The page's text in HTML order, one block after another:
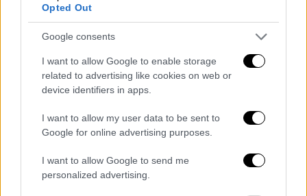
Opted Out
Google consents
I want to allow Google to enable storage
related to advertising like cookies on web or
device identifiers in apps.
I want to allow my user data to be sent to
Google for online advertising purposes.
I want to allow Google to send me
personalized advertising.
Η παραγωγή φέρει τη σφραγίδα της Artists
Equity, της εταιρείας που ίδρυσαν οι δύο
ηθοποιοί, ενώ μαζί τους ενώνουν τις